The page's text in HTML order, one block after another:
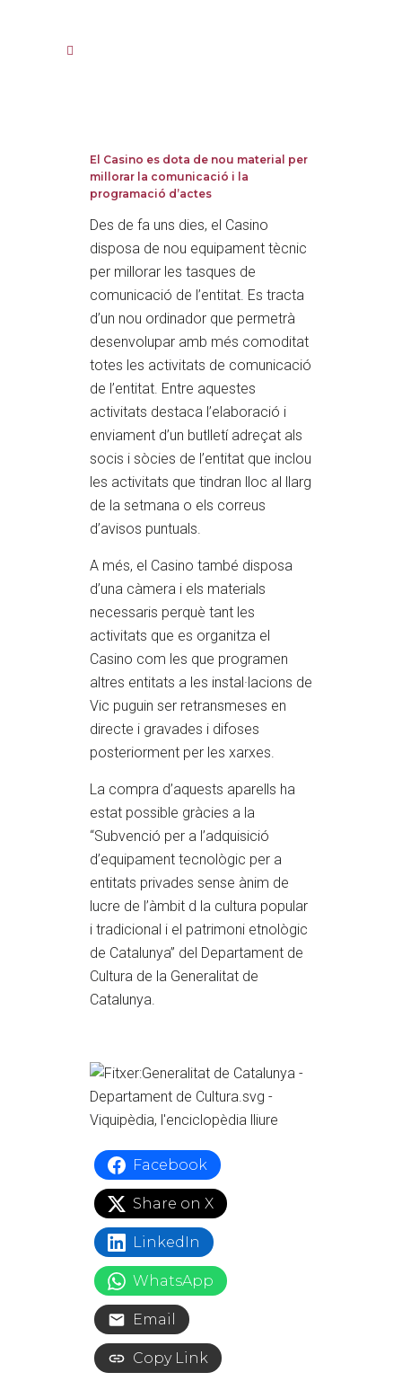
El Casino es dota de nou material per
millorar la comunicació i la
programació d’actes
Des de fa uns dies, el Casino
disposa de nou equipament tècnic
per millorar les tasques de
comunicació de l’entitat. Es tracta
d’un nou ordinador que permetrà
desenvolupar amb més comoditat
totes les activitats de comunicació
de l’entitat. Entre aquestes
activitats destaca l’elaboració i
enviament d’un butlletí adreçat als
socis i sòcies de l’entitat que inclou
les activitats que tindran lloc al llarg
de la setmana o els correus
d’avisos puntuals.
A més, el Casino també disposa
d’una càmera i els materials
necessaris perquè tant les
activitats que es organitza el
Casino com les que programen
altres entitats a les instal·lacions de
Vic puguin ser retransmeses en
directe i gravades i difoses
posteriorment per les xarxes.
La compra d’aquests aparells ha
estat possible gràcies a la
“Subvenció per a l’adquisició
d’equipament tecnològic per a
entitats privades sense ànim de
lucre de l’àmbit d la cultura popular
i tradicional i el patrimoni etnològic
de Catalunya” del Departament de
Cultura de la Generalitat de
Catalunya.
Facebook
Share on X
LinkedIn
WhatsApp
Email
Copy Link